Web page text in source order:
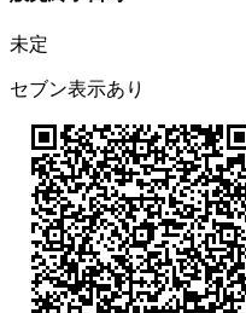
未定
セブン表示あり